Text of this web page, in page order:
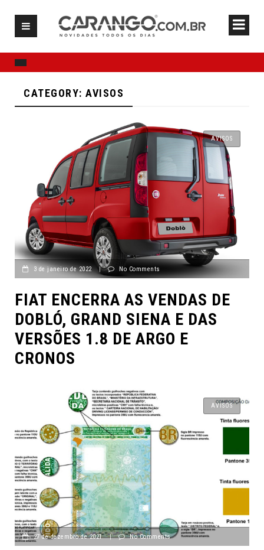
CATEGORY: AVISOS
AVISOS
3 de janeiro de 2022 | No Comments
FIAT ENCERRA AS VENDAS DE
DOBLÓ, GRAND SIENA E DAS
VERSÕES 1.8 DE ARGO E
CRONOS
AVISOS
27 de dezembro de 2021 | No Comments